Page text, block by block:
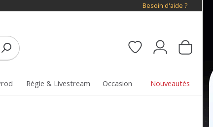
Besoin d'aide ?
Régie & Livestream Occasion Nouveautés